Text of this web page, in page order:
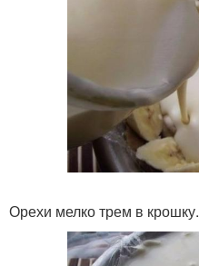
Орехи мелко трем в крошку.